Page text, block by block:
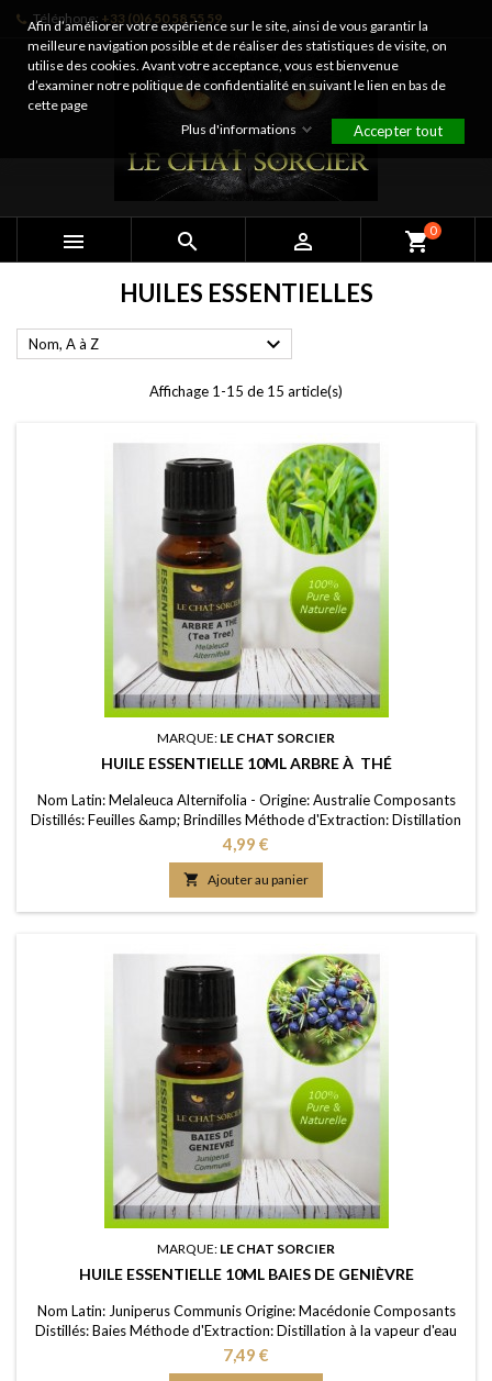
Téléphone: +33 (0)6 50 58 55 59
   shopping_cart0
HUILES ESSENTIELLES
Nom, A à Z 
Affichage 1-15 de 15 article(s)
MARQUE: LE CHAT SORCIER
HUILE ESSENTIELLE 10ML ARBRE À THÉ
Nom Latin: Melaleuca Alternifolia - Origine: Australie Composants
Distillés: Feuilles &amp; Brindilles Méthode d'Extraction: Distillation
à la vapeur d'eau Purité: 100% FDS/MSDS: Disponible sur demande
Prix
4,99 €
 Ajouter au panier
MARQUE: LE CHAT SORCIER
HUILE ESSENTIELLE 10ML BAIES DE GENIÈVRE
Nom Latin: Juniperus Communis Origine: Macédonie Composants
Distillés: Baies Méthode d'Extraction: Distillation à la vapeur d'eau
Purité: 100% FDS/MSDS: Disponible sur demande
Prix
7,49 €
Afin d’améliorer votre expérience sur le site, ainsi de vous garantir la
meilleure navigation possible et de réaliser des statistiques de visite, on
utilise des cookies. Avant votre acceptance, vous est bienvenue
d’examiner notre politique de confidentialité en suivant le lien en bas de
cette page
Plus d'informations
Accepter tout